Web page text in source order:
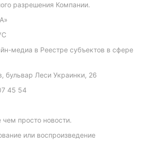
разрешения Компании.
медиа в Реестре субъектов в сфере
бульвар Леси Украинки, 26
45 54
просто новости.
или воспроизведение